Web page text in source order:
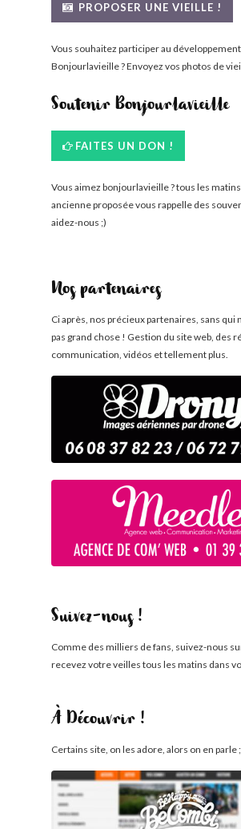
PROPOSER UNE VIEILLE !
Vous souhaitez participer au
Bonjourlavieille ? Envoyez vos photos de
Soutenir Bonjourlavieille
FAITES UN DON !
Vous aimez bonjourlavieille ? tous les
ancienne proposée vous rappelle des
aidez-nous ;)
Nos partenaires
Ci après, nos précieux partenaires, sans qui
pas grand chose ! Gestion du site web, des
communication, vidéos et tellement plus.
Suivez-nous !
Comme des milliers de fans, suivez-nous
recevez votre veilles tous les matins dans
À Découvrir !
Certains site, on les adore, alors on en parle